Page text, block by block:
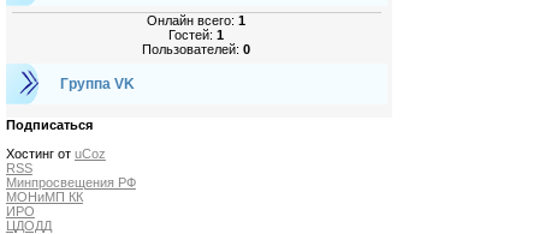
Онлайн всего:1
Гостей:1
Пользователей:0
Группа VK
Подписаться
Хостинг от uCoz
RSS
Минпросвещения РФ
МОНиМП КК
ИРО
ЦДОДД